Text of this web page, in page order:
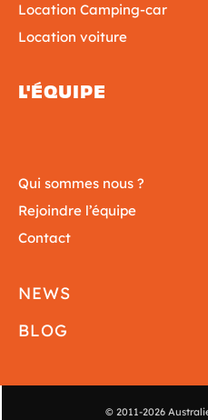
Location Camping-car
Location voiture
L'ÉQUIPE
Qui sommes nous ?
Rejoindre l’équipe
Contact
NEWS
BLOG
© 2011-2026